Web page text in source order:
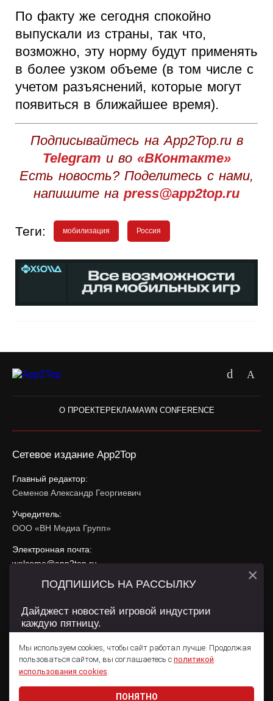
По факту же сегодня спокойно
выпускали из страны, так что,
возможно, эту норму будут применять
в более узком объеме (в том числе с
учетом разъяснений, которые могут
появиться в ближайшее время).
Подписывайтесь на App2Top.ru в
Telegram и во «ВКонтакте»
Есть новость? Поделитесь с нами,
напишите на press@app2top.ru
Теги: мобилизация Россия
О ПРОЕКТЕРЕКЛАМАWN CONFERENCE
Сетевое издание App2Top
Главный редактор:
Семенов Александр Георгиевич
Учредитель:
ООО «ВН Медиа Групп»
Электронная почта:
welcome@app2top.ru
При использовании материалов активная ссылка на
Сайт использует IP адреса, cookie, данные геолокации
использования содержатся вПолитике конфиденциальностии
Пользовательском соглашении .
Мы используем cookies, чтобы сайт работал лучше. Продолжая
пользоваться сайтом, вы соглашаетесь с политикой
использования cookies.
ПОНЯТНО
ПОДПИШИСЬ НА РАССЫЛКУ
Дайджест новостей игровой индустрии
каждую пятницу.
×